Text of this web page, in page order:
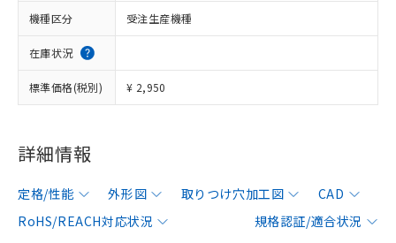
機種区分 受注生産機種
在庫状況
標準価格(税別) ¥ 2,950
詳細情報
定格/性能 外形図 取りつけ穴加工図
CAD
RoHS/REACH対応状況
規格認証/適合状況